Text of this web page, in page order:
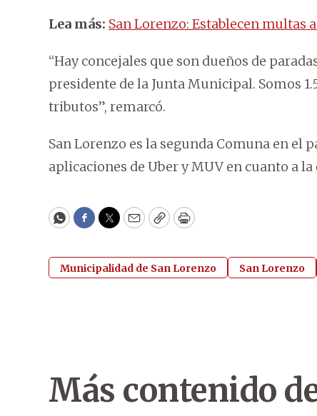
Lea más: San Lorenzo: Establecen multas
“Hay concejales que son dueños de
presidente de la Junta Municipal. Somos
tributos”, remarcó.
San Lorenzo es la segunda Comuna en el
aplicaciones de Uber y MUV en cuanto a
WhatsApp
Facebook
Twitter
EmailCopyPrint
Municipalidad de San Lorenzo San Lorenzo
Más contenido